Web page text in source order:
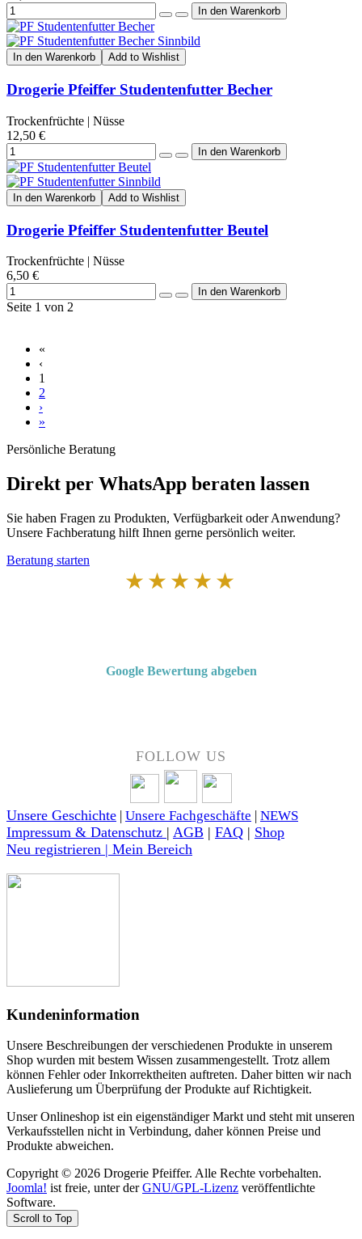
In den Warenkorb Add to Wishlist
Drogerie Pfeiffer Studentenfutter Becher
Trockenfrüchte | Nüsse
12,50 €
In den Warenkorb Add to Wishlist
Drogerie Pfeiffer Studentenfutter Beutel
Trockenfrüchte | Nüsse
6,50 €
Seite 1 von 2
«
‹
1
2
›
»
Persönliche Beratung
Direkt per WhatsApp beraten lassen
Sie haben Fragen zu Produkten, Verfügbarkeit oder Anwendung?
Unsere Fachberatung hilft Ihnen gerne persönlich weiter.
Beratung starten
★★★★★
Google Bewertung abgeben
FOLLOW US
Unsere Geschichte | Unsere Fachgeschäfte | NEWS
Impressum & Datenschutz | AGB | FAQ | Shop
Neu registrieren | Mein Bereich
Kundeninformation
Unsere Beschreibungen der verschiedenen Produkte in unserem
Shop wurden mit bestem Wissen zusammengestellt. Trotz allem
können Fehler oder Inkorrektheiten auftreten. Daher bitten wir nach
Auslieferung um Überprüfung der Produkte auf Richtigkeit.
Unser Onlineshop ist ein eigenständiger Markt und steht mit unseren
Verkaufsstellen nicht in Verbindung, daher können Preise und
Produkte abweichen.
Copyright © 2026 Drogerie Pfeiffer. Alle Rechte vorbehalten.
Joomla! ist freie, unter derGNU/GPL-Lizenz veröffentlichte
Software.
Scroll to Top